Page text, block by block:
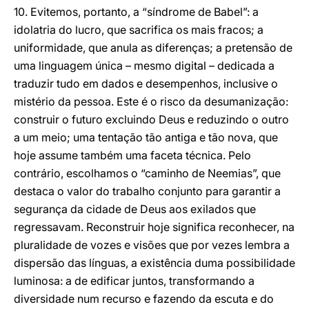
10. Evitemos, portanto, a “síndrome de Babel”: a
idolatria do lucro, que sacrifica os mais fracos; a
uniformidade, que anula as diferenças; a pretensão de
uma linguagem única – mesmo digital – dedicada a
traduzir tudo em dados e desempenhos, inclusive o
mistério da pessoa. Este é o risco da desumanização:
construir o futuro excluindo Deus e reduzindo o outro
a um meio; uma tentação tão antiga e tão nova, que
hoje assume também uma faceta técnica. Pelo
contrário, escolhamos o “caminho de Neemias”, que
destaca o valor do trabalho conjunto para garantir a
segurança da cidade de Deus aos exilados que
regressavam. Reconstruir hoje significa reconhecer, na
pluralidade de vozes e visões que por vezes lembra a
dispersão das línguas, a existência duma possibilidade
luminosa: a de edificar juntos, transformando a
diversidade num recurso e fazendo da escuta e do